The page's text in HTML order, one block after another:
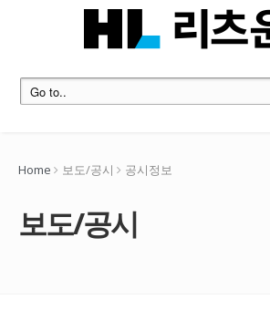
Home 보도/공시 공시정보
보도/공시